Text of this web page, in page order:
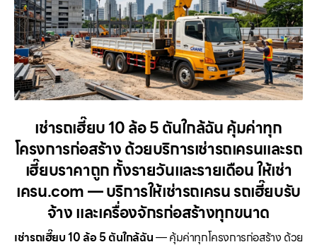
เช่ารถเฮี๊ยบ 10 ล้อ 5 ตันใกล้ฉัน คุ้มค่าทุก
โครงการก่อสร้าง ด้วยบริการเช่ารถเครนและรถ
เฮี๊ยบราคาถูก ทั้งรายวันและรายเดือน ให้เช่า
เครน.com — บริการให้เช่ารถเครน รถเฮี๊ยบรับ
จ้าง และเครื่องจักรก่อสร้างทุกขนาด
เช่ารถเฮี๊ยบ 10 ล้อ 5 ตันใกล้ฉัน— คุ้มค่าทุกโครงการก่อสร้าง ด้วย